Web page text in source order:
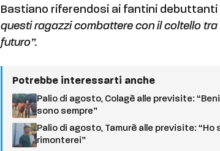
Bastiano riferendosi ai fantini debuttanti
questi ragazzi combattere con il coltello tra
futuro”.
Potrebbe interessarti anche
Palio di agosto, Colagè alle previsite:
sono sempre”
Palio di agosto, Tamurè alle previsite: “Ho
rimonterei”